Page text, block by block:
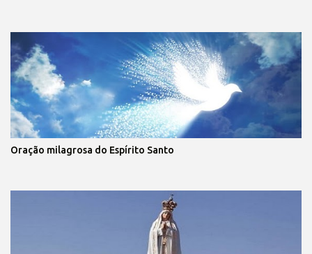
Oração milagrosa do Espírito Santo